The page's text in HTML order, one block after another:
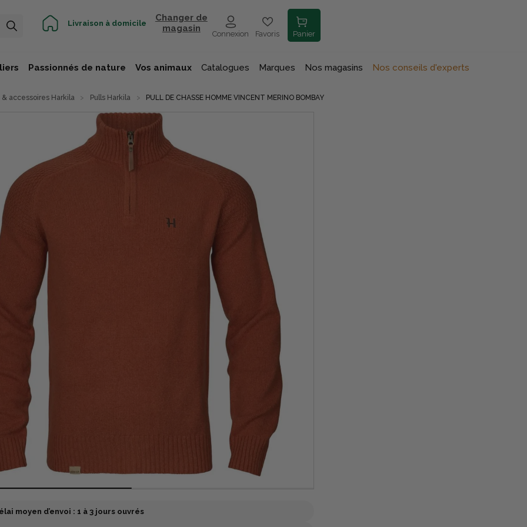
Livraison à domicile
Changer de
magasin
Connexion Favoris Panier
Passionnés de nature Vos animaux Catalogues Marques Nos magasins Nos conseils d'experts
accessoires Harkila Pulls Harkila PULL DE CHASSE HOMME VINCENT MERINO BOMBAY
moyen d’envoi : 1 à 3 jours ouvrés